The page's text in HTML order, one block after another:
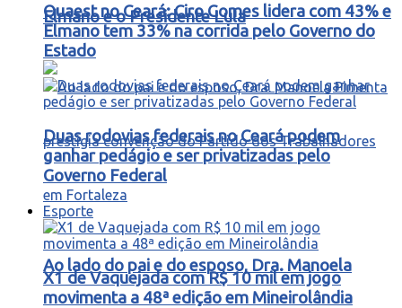
Elmano e o Presidente Lula
Ao lado do pai e do esposo, Dra. Manoela
Quaest no Ceará: Ciro Gomes lidera com 43% e
Elmano tem 33% na corrida pelo Governo do
Estado
Duas rodovias federais no Ceará podem
ganhar pedágio e ser privatizadas pelo
Governo Federal
Esporte
X1 de Vaquejada com R$ 10 mil em jogo
movimenta a 48ª edição em Mineirolândia